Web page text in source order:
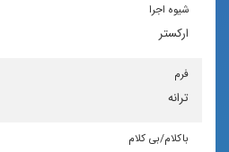
شیوه اجرا
اركستر
فرم
ترانه
باكلام/بی كلام